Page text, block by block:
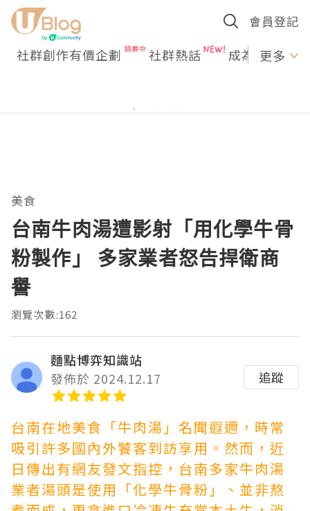
會員登記
社群創作有價企劃 社群熱話 成為U更多
美食
台南牛肉湯遭影射「用化學牛骨
粉製作」 多家業者怒告捍衛商
譽
瀏覽次數:162
麵點博弈知識站
發佈於 2024.12.17
追蹤
台南在地美食「牛肉湯」名聞遐邇，時常
吸引許多國內外饕客到訪享用。然而，近
日傳出有網友發文指控，台南多家牛肉湯
業者湯頭是使用「化學牛骨粉」、並非熬